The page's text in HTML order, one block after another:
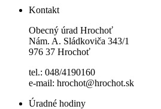
Kontakt
Obecný úrad Hrochoť
Nám. A. Sládkoviča 343/1
976 37 Hrochoť
tel.: 048/4190160
e-mail: hrochot@hrochot.sk
Úradné hodiny